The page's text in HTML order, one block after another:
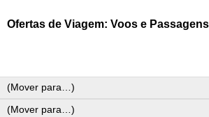
Ofertas de Viagem: Voos e